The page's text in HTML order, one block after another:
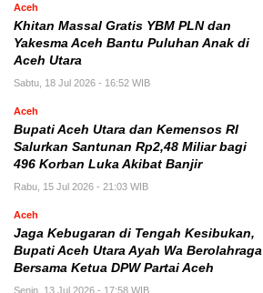
Aceh
Khitan Massal Gratis YBM PLN dan
Yakesma Aceh Bantu Puluhan Anak di
Aceh Utara
Sabtu, 18 Jul 2026 - 16:52 WIB
Aceh
Bupati Aceh Utara dan Kemensos RI
Salurkan Santunan Rp2,48 Miliar bagi
496 Korban Luka Akibat Banjir
Rabu, 15 Jul 2026 - 21:03 WIB
Aceh
Jaga Kebugaran di Tengah Kesibukan,
Bupati Aceh Utara Ayah Wa Berolahraga
Bersama Ketua DPW Partai Aceh
Senin, 13 Jul 2026 - 17:58 WIB